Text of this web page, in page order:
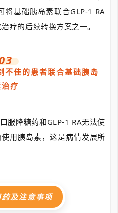
将基础胰岛素联合GLP-1 RA
疗的后续转换方案之一。
不佳的患者联合基础胰岛
疗
服降糖药和GLP-1 RA无法使
用胰岛素，这是病情发展所
及注意事项